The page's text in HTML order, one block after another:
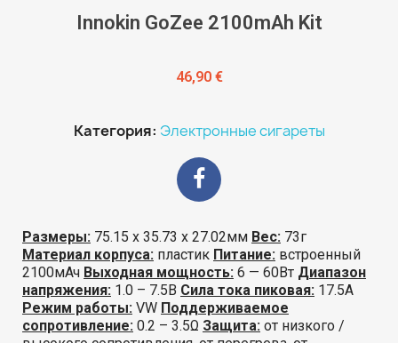
Innokin GoZee 2100mAh Kit
46,90 €
Категория Электронные сигареты
Размеры: 75.15 х 35.73 х 27.02мм Вес: 73г
Материал корпуса: пластик Питание: встроенный
2100мАч Выходная мощность: 6 — 60Вт Диапазон
напряжения: 1.0 – 7.5В Сила тока пиковая: 17.5А
Режим работы: VW Поддерживаемое
сопротивление: 0.2 – 3.5Ω Защита: от низкого /